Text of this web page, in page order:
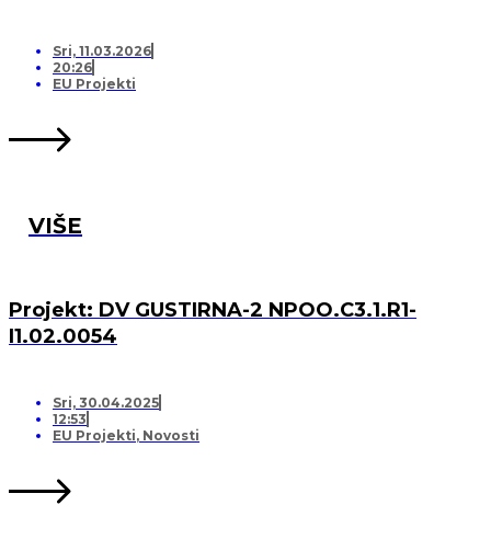
Sri, 11.03.2026
20:26
EU Projekti
VIŠE
Projekt: DV GUSTIRNA-2 NPOO.C3.1.R1-
I1.02.0054
Sri, 30.04.2025
12:53
EU Projekti, Novosti